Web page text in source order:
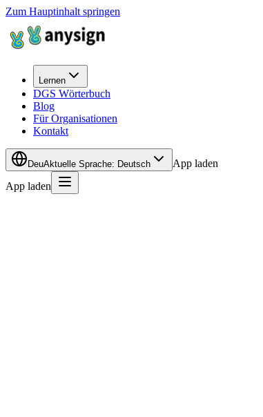
Zum Hauptinhalt springen
Lernen
DGS Wörterbuch
Blog
Für Organisationen
Kontakt
DeuAktuelle Sprache: Deutsch
App laden
App laden